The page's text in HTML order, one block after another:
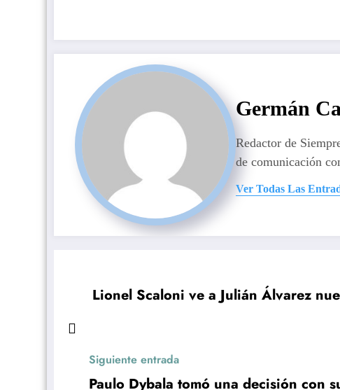
Germán
Redactor de
de comunicación
Ver Todas Las
Lionel Scaloni ve a Julián Álvarez
Siguiente entrada
Paulo Dybala tomó una decisión con